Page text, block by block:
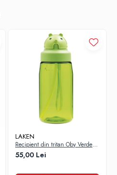
LAKEN
Recipient din tritan Oby Verde
0.45l Laken
55,00 Lei